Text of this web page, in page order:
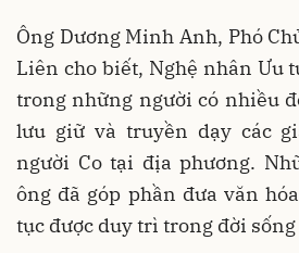
Ông Dương Minh Anh, Phó
Liên cho biết, Nghệ nhân Ưu
trong những người có nhiều
lưu giữ và truyền dạy các
người Co tại địa phương.
ông đã góp phần đưa văn
tục được duy trì trong đời